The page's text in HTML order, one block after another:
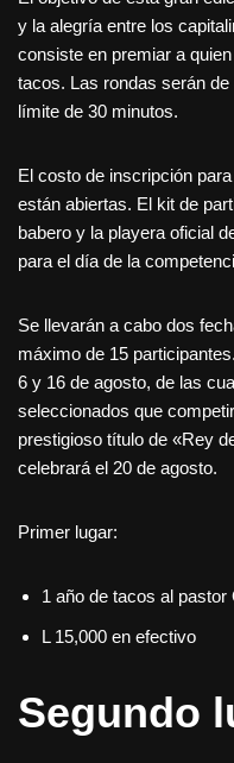
y la alegría entre los
consiste en premiar a
tacos. Las rondas serán
límite de 30 minutos.
El costo de inscripción
están abiertas. El kit de
babero y la playera oficial
para el día de la
Se llevarán a cabo dos
máximo de 15
6 y 16 de agosto, de las
seleccionados que
prestigioso título de «Rey
celebrará el 20 de agosto.
Primer lugar:
1 año de tacos al pastor
L 15,000 en efectivo
Segundo